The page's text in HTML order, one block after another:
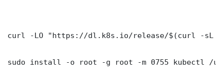
curl -LO "https://dl.k8s.io/release/$(curl -sL
sudo install -o root -g root -m 0755 kubectl /